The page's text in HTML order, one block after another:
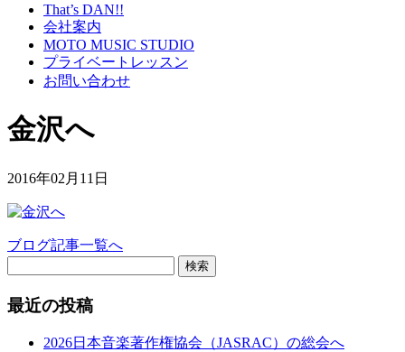
That’s DAN!!
会社案内
MOTO MUSIC STUDIO
プライベートレッスン
お問い合わせ
金沢へ
2016年02月11日
ブログ記事一覧へ
検索
最近の投稿
2026日本音楽著作権協会（JASRAC）の総会へ